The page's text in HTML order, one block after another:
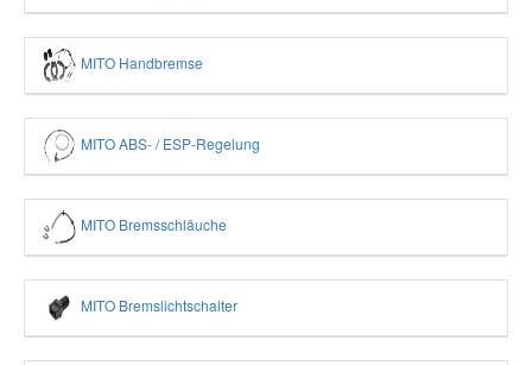
MITO Handbremse
MITO ABS- / ESP-Regelung
MITO Bremsschläuche
MITO Bremslichtschalter